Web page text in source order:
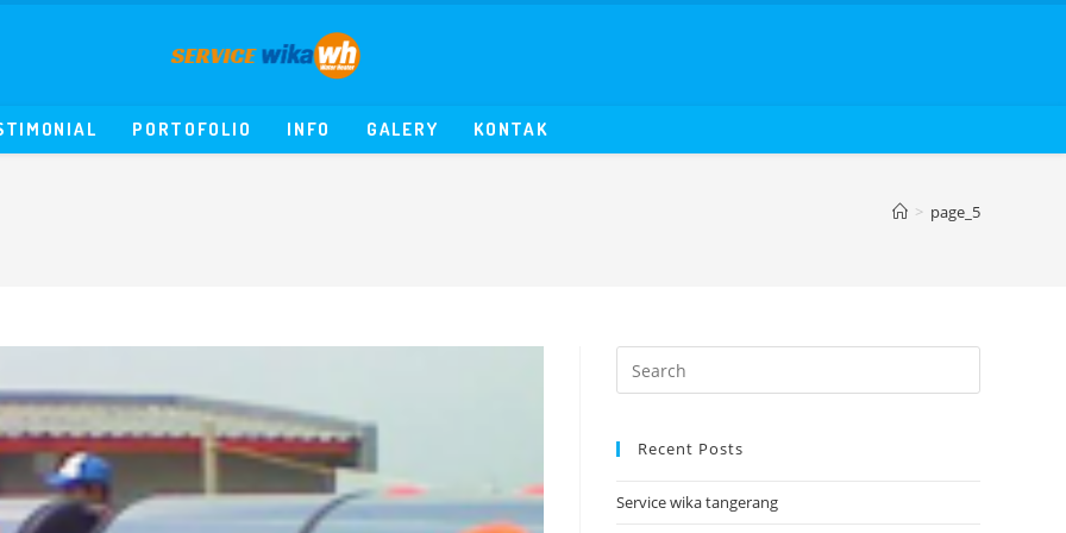
PORTOFOLIO INFO GALERY KONTAK
> page_5
Recent Posts
Service wika tangerang